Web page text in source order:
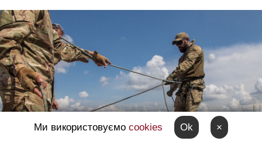
Ми використовуємо cookies Ok ×